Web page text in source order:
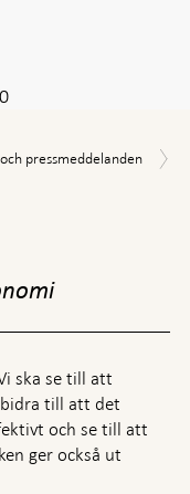
pressmeddelanden
ska se till att
till att det
och se till att
ger också ut